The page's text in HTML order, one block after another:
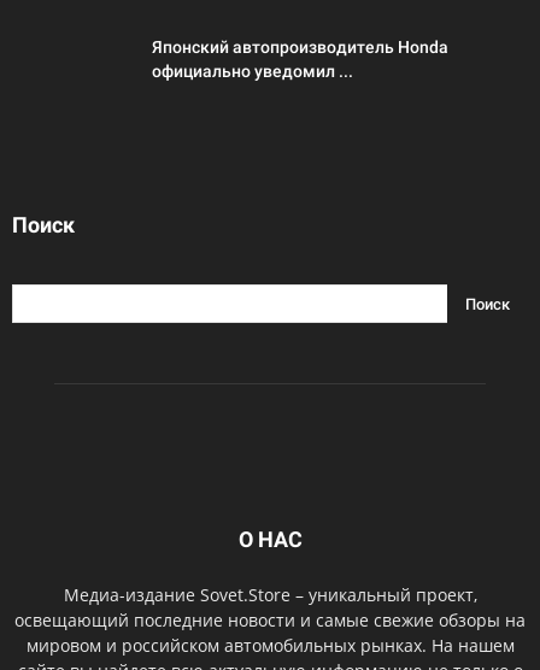
Японский автопроизводитель Honda
официально уведомил ...
Поиск
О НАС
Медиа-издание Sovet.Store – уникальный проект,
освещающий последние новости и самые свежие обзоры на
мировом и российском автомобильных рынках. На нашем